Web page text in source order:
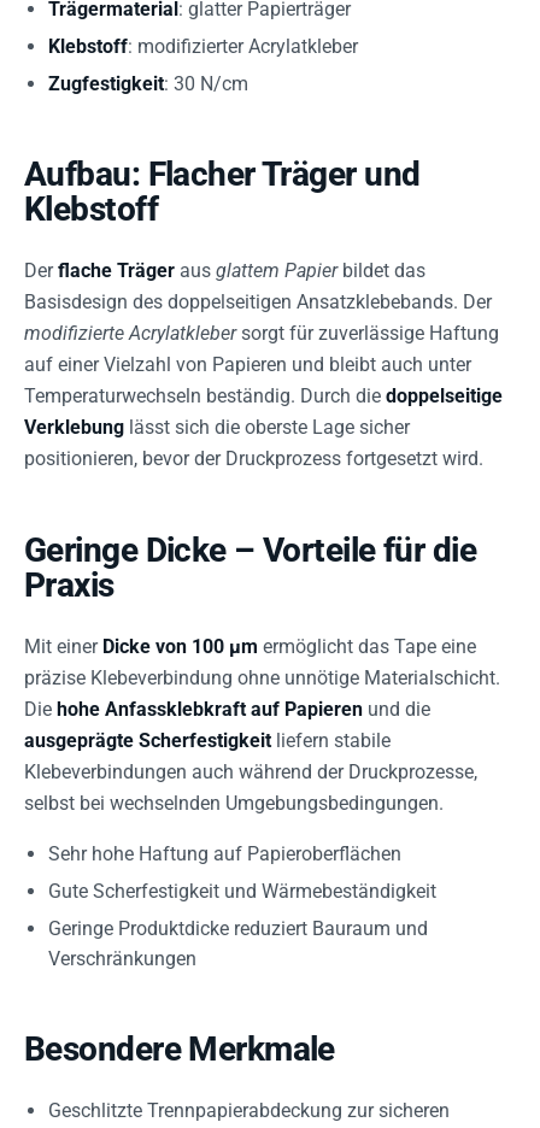
Trägermaterial: glatter Papierträger
Klebstoff: modifizierter Acrylatkleber
Zugfestigkeit: 30 N/cm
Aufbau: Flacher Träger und
Klebstoff
Derflache Träger aus glattem Papierbildet das
Basisdesign des doppelseitigen Ansatzklebebands. Der
modifizierte Acrylatklebersorgt für zuverlässige Haftung
auf einer Vielzahl von Papieren und bleibt auch unter
Temperaturwechseln beständig. Durch die doppelseitige
Verklebung lässt sich die oberste Lage sicher
positionieren, bevor der Druckprozess fortgesetzt wird.
Geringe Dicke – Vorteile für die
Praxis
Mit einer Dicke von 100 µm ermöglicht das Tape eine
präzise Klebeverbindung ohne unnötige Materialschicht.
Die hohe Anfassklebkraft auf Papieren und die
ausgeprägte Scherfestigkeit liefern stabile
Klebeverbindungen auch während der Druckprozesse,
selbst bei wechselnden Umgebungsbedingungen.
Sehr hohe Haftung auf Papieroberflächen
Gute Scherfestigkeit und Wärmebeständigkeit
Geringe Produktdicke reduziert Bauraum und
Verschränkungen
Besondere Merkmale
Geschlitzte Trennpapierabdeckung zur sicheren